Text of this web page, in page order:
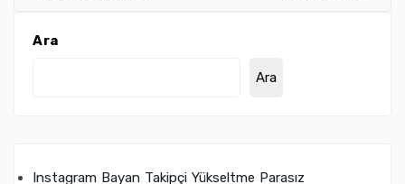
Ara
Ara
Instagram Bayan Takipçi Yükseltme Parasız